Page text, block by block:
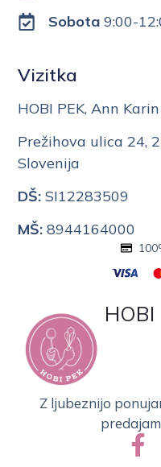
Sobota9:00-
Vizitka
HOBI PEK, Ann
Prežihova ulica 24,
Slovenija
DŠ: SI12283509
MŠ: 8944164000
HOBI
Z ljubeznijo